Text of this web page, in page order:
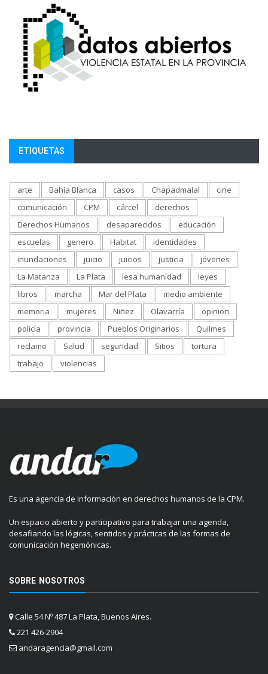
ETIQUETAS
arte Bahía Blanca casos Chapadmalal
cine
comunicación
CPM cárcel
derechos
Derechos Humanos
desaparecidos
educación
escuelas
genero Habitat
identidades
inundaciones
juicio juicios justicia
jóvenes
La Matanza
La Plata lesa humanidad
leyes
libros
marcha Mar del Plata
medio ambiente
memoria
mujeres Niñez Olavarría
opinion
policía
provincia Pueblos Originarios
Quilmes
reclamo
Salud seguridad Sitios
tortura
trabajo
violencias
Es una agencia de información en derechos humanos de la CPM.
Un espacio abierto y participativo para trabajar una agenda,
desafiando las lógicas, sentidos y prácticas de las formas de
comunicación hegemónicas.
SOBRE NOSOTROS
Calle 54 Nº 487 La Plata, Buenos Aires.
221 426-2904
andaragencia@gmail.com